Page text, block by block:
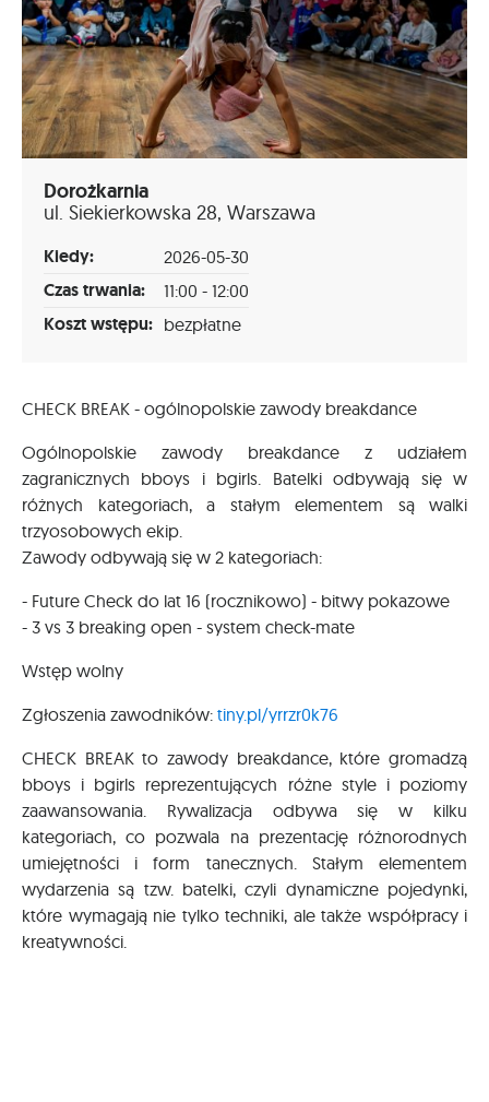
Dorożkarnia
ul. Siekierkowska 28, Warszawa
Kiedy: 2026-05-30
Czas trwania: 11:00 - 12:00
Koszt wstępu: bezpłatne
CHECK BREAK - ogólnopolskie zawody breakdance
Ogólnopolskie zawody breakdance z udziałem
zagranicznych bboys i bgirls. Batelki odbywają się w
różnych kategoriach, a stałym elementem są walki
trzyosobowych ekip.
Zawody odbywają się w 2 kategoriach:
- Future Check do lat 16 (rocznikowo) - bitwy pokazowe
- 3 vs 3 breaking open - system check-mate
Wstęp wolny
Zgłoszenia zawodników: tiny.pl/yrrzr0k76
CHECK BREAK to zawody breakdance, które gromadzą
bboys i bgirls reprezentujących różne style i poziomy
zaawansowania. Rywalizacja odbywa się w kilku
kategoriach, co pozwala na prezentację różnorodnych
umiejętności i form tanecznych. Stałym elementem
wydarzenia są tzw. batelki, czyli dynamiczne pojedynki,
które wymagają nie tylko techniki, ale także współpracy i
kreatywności.